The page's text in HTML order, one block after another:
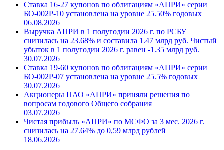
Ставка 16-27 купонов по облигациям «АПРИ» серии
БО-002Р-10 установлена на уровне 25.50% годовых
06.08.2026
Выручка АПРИ в 1 полугодии 2026 г. по РСБУ
снизилась на 23.68% и составила 1.47 млрд руб. Чистый
убыток в 1 полугодии 2026 г. равен -1.35 млрд руб.
30.07.2026
Ставка 19-60 купонов по облигациям «АПРИ» серии
БО-002Р-07 установлена на уровне 25.5% годовых
30.07.2026
Акционеры ПАО «АПРИ» приняли решения по
вопросам годового Общего собрания
03.07.2026
Чистая прибыль «АПРИ» по МСФО за 3 мес. 2026 г.
снизилась на 27.64% до 0,59 млрд рублей
18.06.2026